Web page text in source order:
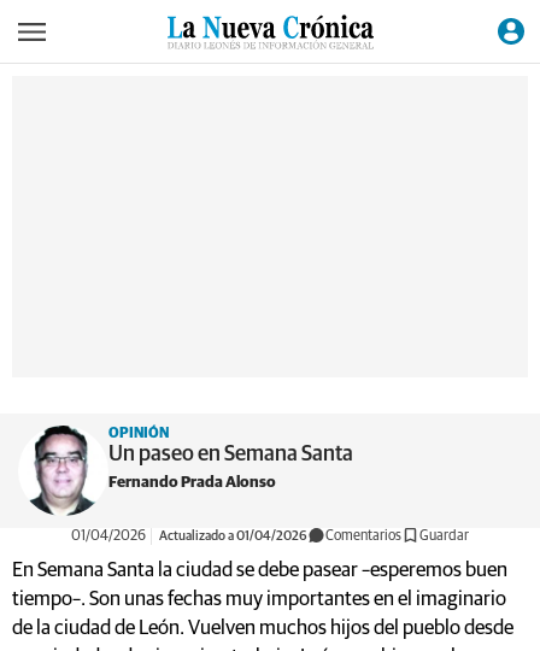
OPINIÓN
Un paseo en Semana Santa
Fernando Prada Alonso
01/04/2026 Actualizado a 01/04/2026 Comentarios Guardar
En Semana Santa la ciudad se debe pasear –esperemos buen
tiempo–. Son unas fechas muy importantes en el imaginario
de la ciudad de León. Vuelven muchos hijos del pueblo desde